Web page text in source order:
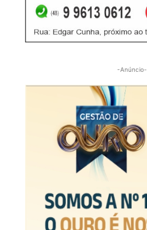
-Anúncio-